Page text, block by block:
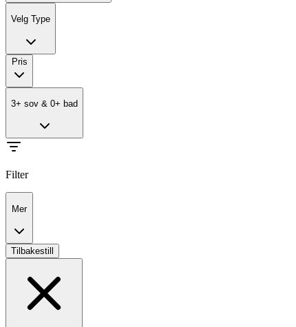
Velg Type
Pris
3+ sov & 0+ bad
Filter
Mer
Tilbakestill